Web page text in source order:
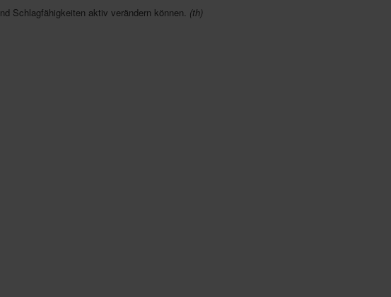
Schlagfähigkeiten aktiv verändern können. (th)